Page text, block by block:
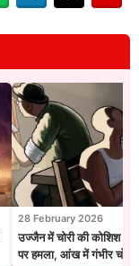
28 February 2026
उज्जैन में चोरी की कोशिश
पर हमला, आंख में गंभीर चोट